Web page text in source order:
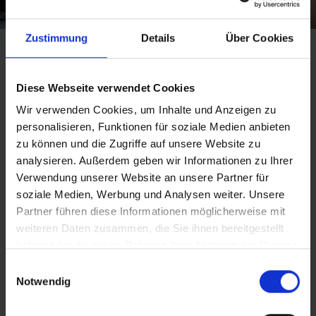
Zustimmung Details Über Cookies
Diese Webseite verwendet Cookies
Wir verwenden Cookies, um Inhalte und Anzeigen zu
personalisieren, Funktionen für soziale Medien anbieten
zu können und die Zugriffe auf unsere Website zu
analysieren. Außerdem geben wir Informationen zu Ihrer
Verwendung unserer Website an unsere Partner für
soziale Medien, Werbung und Analysen weiter. Unsere
Partner führen diese Informationen möglicherweise mit
weiteren Daten zusammen, die Sie ihnen bereitgestellt
Notwendig
TECHNIK ZUM ANFASSEN
Reifen wechseln, testen und montieren: Beim Girls’ Day
bei Schwalbe hatten Schülerinnen die Gelegenheit,
technische Berufe praktisch zu erleben. Sie konnten
selbst einen Blick hinter die Kulissen werfen, mit
Fachkräften sprechen und die Arbeit ausprobieren.